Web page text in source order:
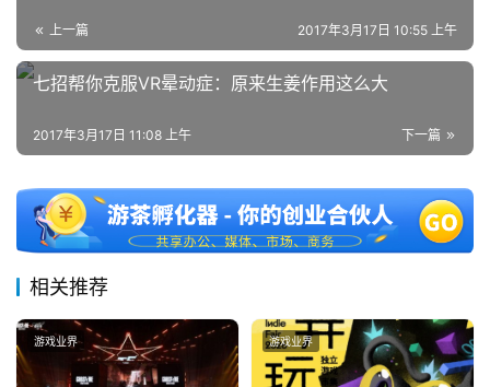
上一篇 2017年3月17日 10:55 上午
七招帮你克服VR晕动症：原来生姜作用这么大
下一篇
2017年3月17日 11:08 上午
相关推荐
游戏业界 游戏业界